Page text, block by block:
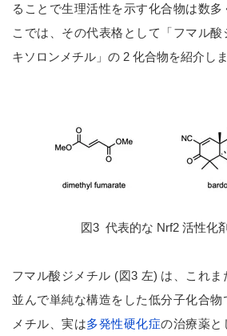
ることで生理活性を示す化合物は数多
こでは、その代表格として「フマル酸
キソロンメチル」の 2 化合物を紹介しま
図3 代表的な Nrf2 活性化
フマル酸ジメチル (図3 左) は、これま
並んで単純な構造をした低分子化合
メチル、実は多発性硬化症の治療薬と